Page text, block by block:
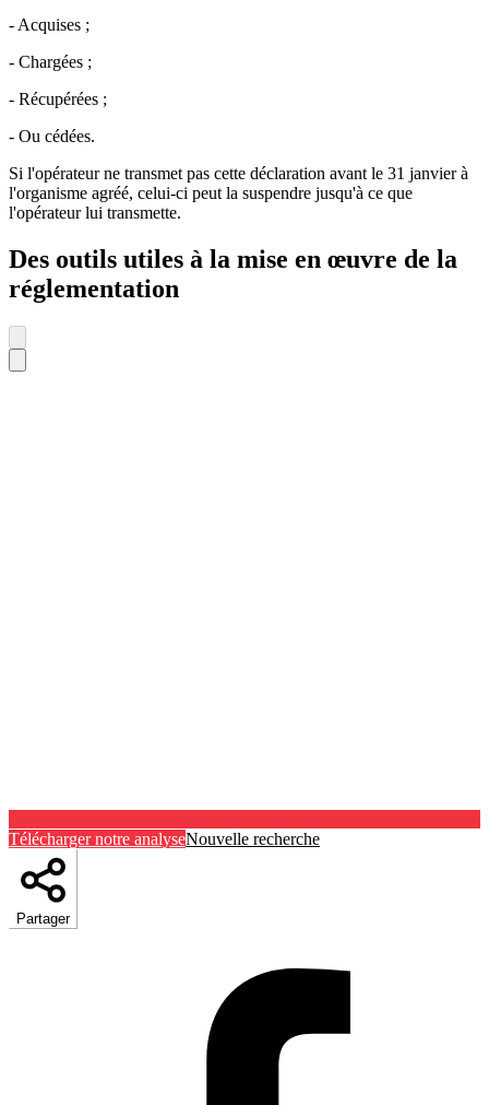
- Acquises ;
- Chargées ;
- Récupérées ;
- Ou cédées.
Si l'opérateur ne transmet pas cette déclaration avant le 31 janvier à
l'organisme agréé, celui-ci peut la suspendre jusqu'à ce que
l'opérateur lui transmette.
Des outils utiles à la mise en œuvre de la
réglementation
Télécharger notre analyseNouvelle recherche
Partager